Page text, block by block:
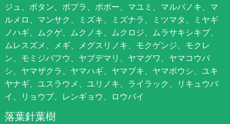
ジュ、ボタン、ポプラ、ポポー、マユミ、マルバノキ、マ
ルメロ、マンサク、ミズキ、ミズナラ、ミツマタ、ミヤギ
ノハギ、ムクゲ、ムクノキ、ムクロジ、ムラサキシキブ、
ムレスズメ、メギ、メグスリノキ、モクゲンジ、モクレ
ン、モミジバフウ、ヤブデマリ、ヤマグワ、ヤマコウバ
シ、ヤマザクラ、ヤマハギ、ヤマブキ、ヤマボウシ、ユキ
ヤナギ、ユスラウメ、ユリノキ、ライラック、リキュウバ
イ、リョウブ、レンギョウ、ロウバイ
落葉針葉樹